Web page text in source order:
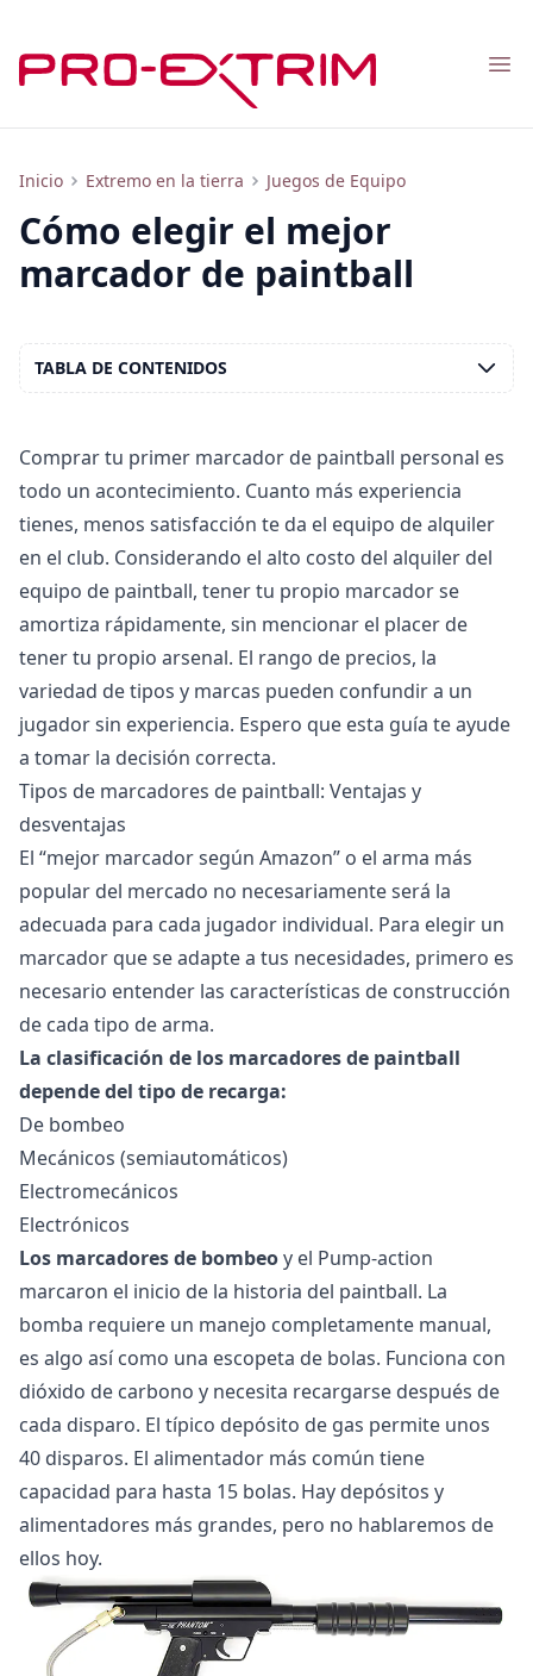
Inicio Extremo en la tierra Juegos de Equipo
El mejor marcador de paintball: cómo elegir sin vender un riñón
Cómo elegir el mejor
marcador de paintball
Comprar tu primer marcador de paintball personal es
todo un acontecimiento. Cuanto más experiencia
tienes, menos satisfacción te da el equipo de alquiler
en el club. Considerando el alto costo del alquiler del
equipo de paintball, tener tu propio marcador se
amortiza rápidamente, sin mencionar el placer de
tener tu propio arsenal. El rango de precios, la
variedad de tipos y marcas pueden confundir a un
jugador sin experiencia. Espero que esta guía te ayude
a tomar la decisión correcta.
Tipos de marcadores de paintball: Ventajas y
desventajas
El “mejor marcador según Amazon” o el arma más
popular del mercado no necesariamente será la
adecuada para cada jugador individual. Para elegir un
marcador que se adapte a tus necesidades, primero es
necesario entender las características de construcción
de cada tipo de arma.
La clasificación de los marcadores de paintball
depende del tipo de recarga:
De bombeo
Mecánicos (semiautomáticos)
Electromecánicos
Electrónicos
Los marcadores de bombeoy el Pump-action
marcaron el inicio de la historia del paintball. La
bomba requiere un manejo completamente manual,
es algo así como una escopeta de bolas. Funciona con
dióxido de carbono y necesita recargarse después de
cada disparo. El típico depósito de gas permite unos
40 disparos. El alimentador más común tiene
capacidad para hasta 15 bolas. Hay depósitos y
alimentadores más grandes, pero no hablaremos de
ellos hoy.
TABLA DE CONTENIDOS